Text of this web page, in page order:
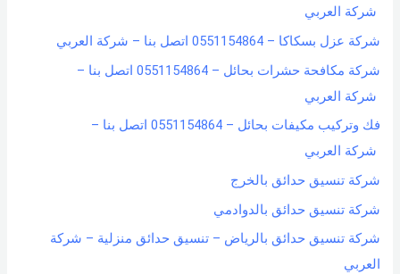
شركة العربي
شركة عزل بسكاكا – 0551154864 اتصل بنا – شركة العربي
شركة مكافحة حشرات بحائل – 0551154864 اتصل بنا –
شركة العربي
فك وتركيب مكيفات بحائل – 0551154864 اتصل بنا –
شركة العربي
شركة تنسيق حدائق بالخرج
شركة تنسيق حدائق بالدوادمي
شركة تنسيق حدائق بالرياض – تنسيق حدائق منزلية – شركة
العربي